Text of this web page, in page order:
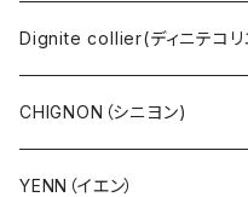
COBMASTER（コブマスター
Ｔシャツ・シャツ（長袖）
Ｔシャツ・シャツ（5・7分袖）
PASSIONE（パシオーネ）
cafune (カフネ)
RILATO（リラート）
NANGA（ナンガ）
サングラス
Dignite collier(ディニテコリ
CHIGNON（シニヨン)
YENN（イエン）